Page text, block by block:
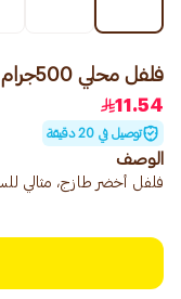
فلفل محلي 500جرام
11.54
توصيل في 20 دقيقة
الوصف
فلفل أخضر طازج، مثالي